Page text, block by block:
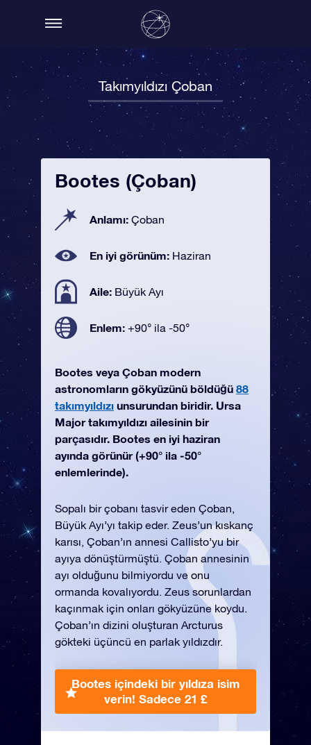
Takımyıldızı Çoban
Bootes (Çoban)
Anlamı: Çoban
En iyi görünüm: Haziran
Aile: Büyük Ayı
Enlem: +90° ila -50°
Bootes veya Çoban modern
astronomların gökyüzünü böldüğü 88
takımyıldızı unsurundan biridir. Ursa
Major takımyıldızı ailesinin bir
parçasıdır. Bootes en iyi haziran
ayında görünür (+90° ila -50°
enlemlerinde).
Sopalı bir çobanı tasvir eden Çoban,
Büyük Ayı’yı takip eder. Zeus’un kıskanç
karısı, Çoban’ın annesi Callisto’yu bir
ayıya dönüştürmüştü. Çoban annesinin
ayı olduğunu bilmiyordu ve onu
ormanda kovalıyordu. Zeus sorunlardan
kaçınmak için onları gökyüzüne koydu.
Çoban’ın dizini oluşturan Arcturus
gökteki üçüncü en parlak yıldızdır.
Bootes içindeki bir yıldıza isim
verin! Sadece 21 £